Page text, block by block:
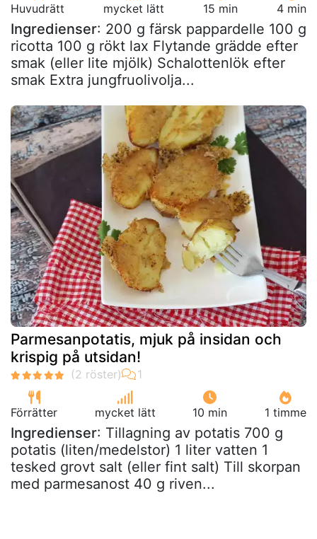
Huvudrätt mycket lätt 15 min 4 min
Ingredienser: 200 g färsk pappardelle 100 g
ricotta 100 g rökt lax Flytande grädde efter
smak (eller lite mjölk) Schalottenlök efter
smak Extra jungfruolivolja...
Parmesanpotatis, mjuk på insidan och
krispig på utsidan!
Förrätter mycket lätt 10 min 1 timme
Ingredienser: Tillagning av potatis 700 g
potatis (liten/medelstor) 1 liter vatten 1
tesked grovt salt (eller fint salt) Till skorpan
med parmesanost 40 g riven...